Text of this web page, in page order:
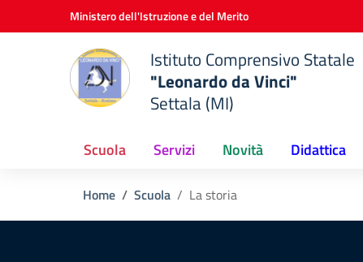
Vai ai contenuti
Vai al menu di navigazioneMinistero dell'Istruzione e del Merito
Istituto Comprensivo Statale
"Leonardo da Vinci"
Settala (MI)
Scuola Servizi Novità Didattica
Home Scuola La storia